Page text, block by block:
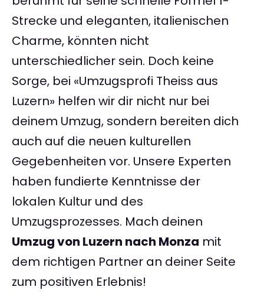
Strecke und eleganten, italienischen
Charme, könnten nicht
unterschiedlicher sein. Doch keine
Sorge, bei «Umzugsprofi Theiss aus
Luzern» helfen wir dir nicht nur bei
deinem Umzug, sondern bereiten dich
auch auf die neuen kulturellen
Gegebenheiten vor. Unsere Experten
haben fundierte Kenntnisse der
lokalen Kultur und des
Umzugsprozesses. Mach deinen
Umzug von Luzern nach Monza mit
dem richtigen Partner an deiner Seite
zum positiven Erlebnis!